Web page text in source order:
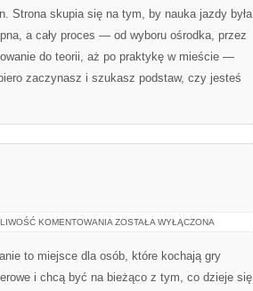
Strona skupia się na tym, by nauka jazdy była
a cały proces — od wyboru ośrodka, przez
do teorii, aż po praktykę w mieście —
zaczynasz i szukasz podstaw, czy jesteś
KOMENTOWANIA GRY
ZOSTAŁA WYŁĄCZONA
to miejsce dla osób, które kochają gry
i chcą być na bieżąco z tym, co dzieje się